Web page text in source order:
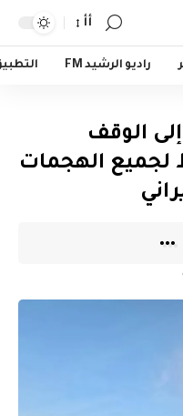
أأ
راديو الرشيد FM
الوقف
لجميع الهجمات